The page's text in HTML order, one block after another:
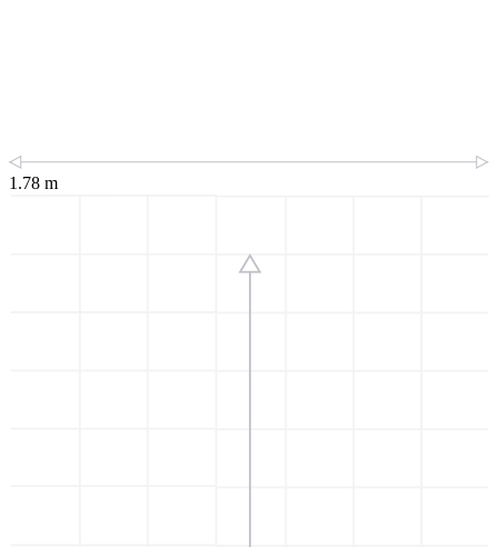
1.78 m